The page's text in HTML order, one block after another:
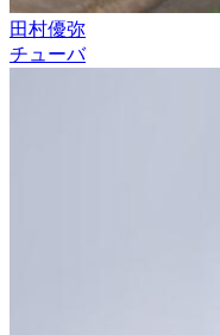
田村優弥
チューバ